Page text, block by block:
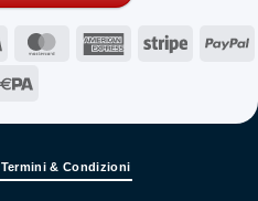
Visa MasterCardAmericanStripe
Termini & Condizioni